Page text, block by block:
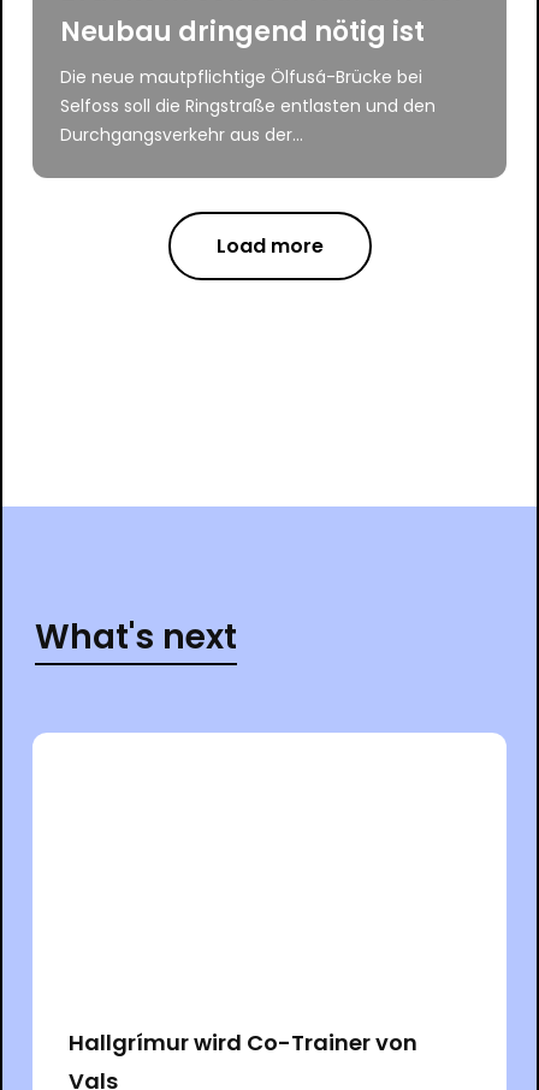
Neubau dringend nötig ist
Die neue mautpflichtige Ölfusá-Brücke bei
Selfoss soll die Ringstraße entlasten und den
Durchgangsverkehr aus der...
Load more
What's next
Hallgrímur wird Co-Trainer von
Vals